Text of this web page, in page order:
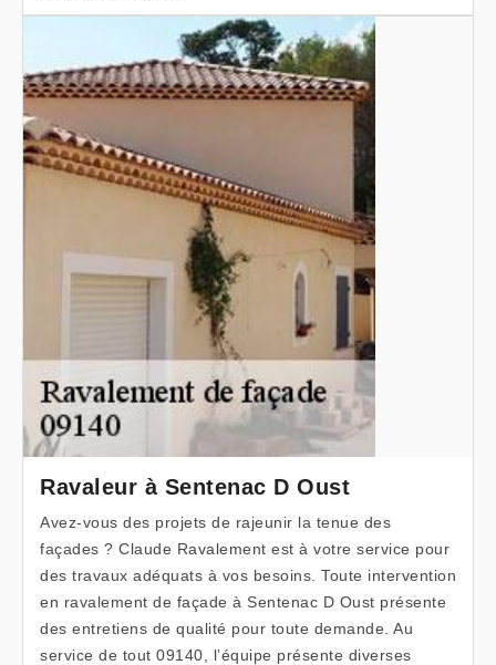
Ravaleur à Sentenac D Oust
Avez-vous des projets de rajeunir la tenue des
façades ? Claude Ravalement est à votre service pour
des travaux adéquats à vos besoins. Toute intervention
en ravalement de façade à Sentenac D Oust présente
des entretiens de qualité pour toute demande. Au
service de tout 09140, l’équipe présente diverses